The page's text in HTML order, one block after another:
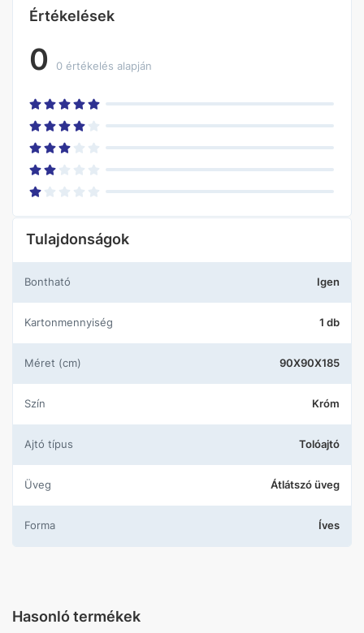
Értékelések
0 0 értékelés alapján
Tulajdonságok
Bontható Igen
Kartonmennyiség 1 db
Méret (cm) 90X90X185
Szín Króm
Ajtó típus Tolóajtó
Üveg Átlátszó üveg
Forma Íves
Hasonló termékek